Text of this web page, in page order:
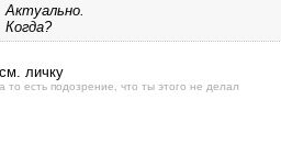
Актуально.
Когда?
см. личку
а то есть подозрение, что ты этого не делал